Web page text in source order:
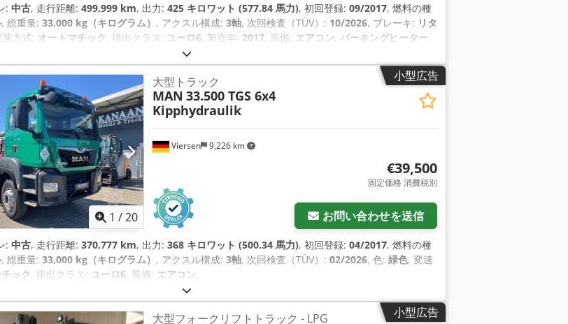
: 中古, 走行距離: 499,999 km, 出力: 425 キロワット (577.84 馬力), 初回登録: 09/2017, 燃料の種
, 総重量: 33,000 kg（キログラム） , アクスル構成: 3軸, 次回検査（TÜV）: 10/2026, ブレーキ: リタ
速方式: オートマチック, 排出クラス: ユーロ6, 製造年: 2017, 装備: エアコン, パーキングヒーター,
小型広告
1 /20
Viersen 9,226 km
大型トラック
MAN 33.500 TGS 6x4
Kipphydraulik
€39,500
固定価格 消費税別
お問い合わせを送信
: 中古, 走行距離: 370,777 km, 出力: 368 キロワット (500.34 馬力), 初回登録: 04/2017, 燃料の種
, 総重量: 33,000 kg（キログラム） , アクスル構成: 3軸, 次回検査（TÜV）: 02/2026, 色: 緑色, 変速
ック, 排出クラス: ユーロ6, 装備: エアコン,
小型広告
大型フォークリフトトラック - LPG